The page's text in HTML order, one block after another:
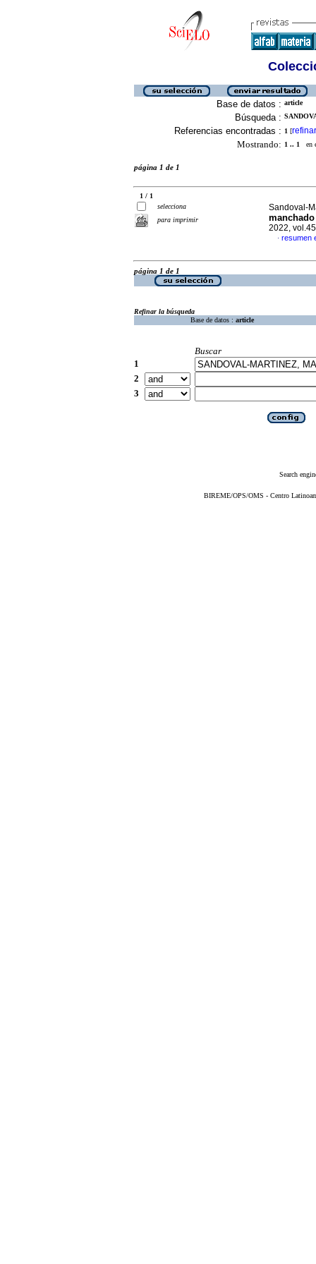
Base de datos : article
Búsqueda :
Referencias encontradas : 1 [refinar
Mostrando: 1 .. 1 en
página 1 de 1
1 / 1
selecciona
para imprimir
Sandoval-
2022,
· resumen
página 1 de 1
Refinar la búsqueda
Base de datos : article
Buscar
1
2
3
Search
BIREME/OPS/OMS - Centro